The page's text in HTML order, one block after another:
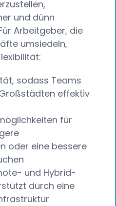
und dünn
Arbeitgeber, die
umsiedeln,
sodass Teams
effektiv
für
oder eine bessere
und Hybrid-
durch eine